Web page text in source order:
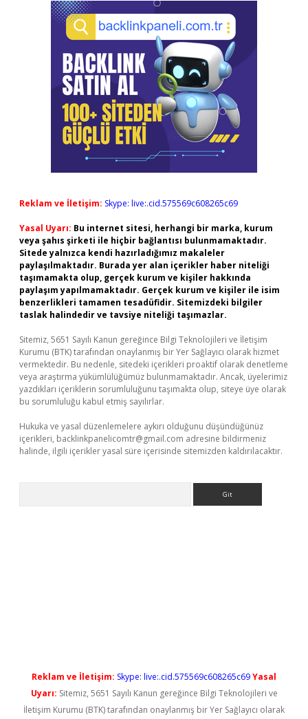
Reklam ve İletişim: Skype: live:.cid.575569c608265c69
Yasal Uyarı: Bu internet sitesi, herhangi bir marka, kurum
veya şahıs şirketi ile hiçbir bağlantısı bulunmamaktadır.
Sitede yalnızca kendi hazırladığımız makaleler
paylaşılmaktadır. Burada yer alan içerikler haber niteliği
taşımamakta olup, gerçek kurum ve kişiler hakkında
paylaşım yapılmamaktadır. Gerçek kurum ve kişiler ile isim
benzerlikleri tamamen tesadüfidir. Sitemizdeki bilgiler
taslak halindedir ve tavsiye niteliği taşımazlar.
Sitemiz, 5651 Sayılı Kanun gereğince Bilgi Teknolojileri ve İletişim
Kurumu (BTK) tarafından onaylanmış bir Yer Sağlayıcı olarak hizmet
vermektedir. Bu nedenle, sitedeki içerikleri proaktif olarak denetleme
veya araştırma yükümlülüğümüz bulunmamaktadır. Ancak, üyelerimiz
yazdıkları içeriklerin sorumluluğunu taşımakta olup, siteye üye olarak
bu sorumluluğu kabul etmiş sayılırlar.
Hukuka ve yasal düzenlemelere aykırı olduğunu düşündüğünüz
içerikleri, backlinkpanelicomtr@gmail.com adresine bildirmeniz
halinde, ilgili içerikler yasal süre içerisinde sitemizden kaldırılacaktır.
Reklam ve İletişim: Skype: live:.cid.575569c608265c69Yasal
Uyarı: Sitemiz, 5651 Sayılı Kanun gereğince Bilgi Teknolojileri ve
İletişim Kurumu (BTK) tarafından onaylanmış bir Yer Sağlayıcı olarak